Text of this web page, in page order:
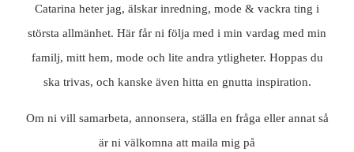
Catarina heter jag, älskar inredning, mode & vackra ting i
största allmänhet. Här får ni följa med i min vardag med min
familj, mitt hem, mode och lite andra ytligheter. Hoppas du
ska trivas, och kanske även hitta en gnutta inspiration.
Om ni vill samarbeta, annonsera, ställa en fråga eller annat så
är ni välkomna att maila mig på